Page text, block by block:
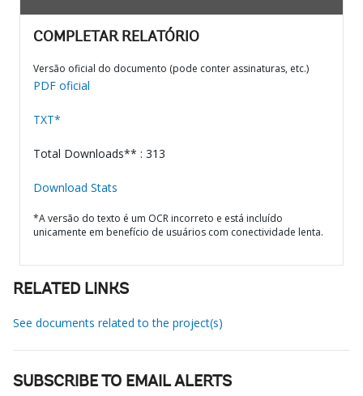
COMPLETAR RELATÓRIO
Versão oficial do documento (pode conter assinaturas, etc.)
PDF oficial
TXT*
Total Downloads** : 313
Download Stats
*A versão do texto é um OCR incorreto e está incluído
unicamente em benefício de usuários com conectividade lenta.
RELATED LINKS
See documents related to the project(s)
SUBSCRIBE TO EMAIL ALERTS